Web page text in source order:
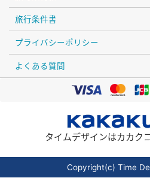
旅行条件書
プライバシーポリシー
よくある質問
タイムデザインはカカク
Copyright(c) Time